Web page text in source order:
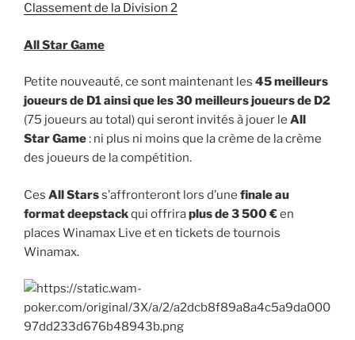
Classement de la Division 2
All Star Game
Petite nouveauté, ce sont maintenant les 45 meilleurs
joueurs de D1 ainsi que les 30 meilleurs joueurs de D2
(75 joueurs au total) qui seront invités à jouer le All
Star Game: ni plus ni moins que la crème de la crème
des joueurs de la compétition.
Ces All Starss’affronteront lors d’une finale au
format deepstackqui offriraplus de 3 500 €en
places Winamax Live et en tickets de tournois
Winamax.